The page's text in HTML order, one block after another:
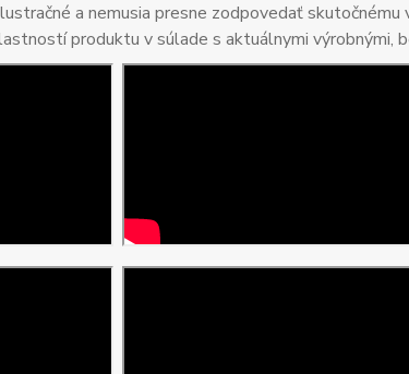
a nemusia presne zodpovedať
produktu v súlade s aktuálnymi výrobnými,